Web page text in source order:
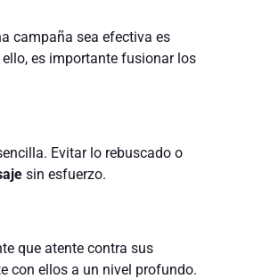
campaña sea efectiva es
es importante fusionar los
Evitar lo rebuscado o
sin esfuerzo.
que atente contra sus
con ellos a un nivel profundo.